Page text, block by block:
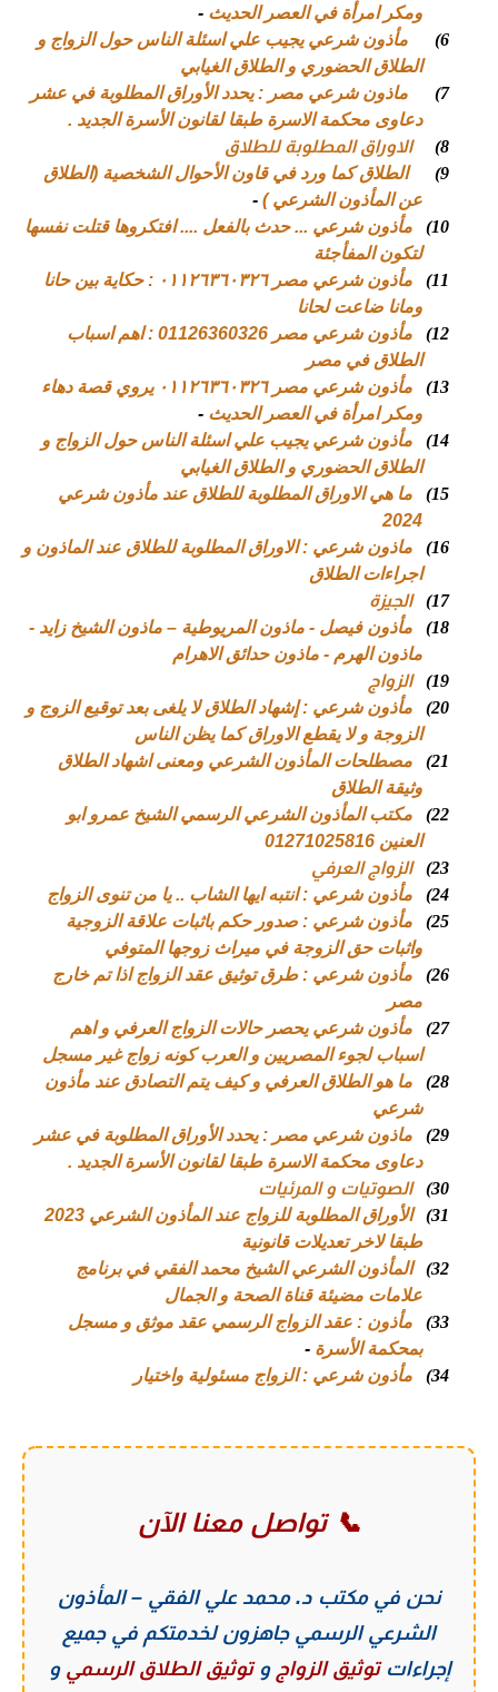
ومكر امرأة في العصر الحديث -
6)
مأذون شرعي يجيب علي اسئلة الناس حول الزواج و
الطلاق الحضوري و الطلاق الغيابي
7)
ماذون شرعي مصر : يحدد الأوراق المطلوبة في عشر
دعاوى محكمة الاسرة طبقا لقانون الأسرة الجديد .
8)
الاوراق المطلوبة للطلاق
9)
الطلاق كما ورد في قاون الأحوال الشخصية (الطلاق
عن المأذون الشرعي ) -
10)
مأذون شرعي ... حدث بالفعل .... افتكروها قتلت نفسها
لتكون المفأجئة
11)
مأذون شرعي مصر ٠١١٢٦٣٦٠٣٢٦ : حكاية بين حانا
ومانا ضاعت لحانا
12)
مأذون شرعي مصر 01126360326 : اهم اسباب
الطلاق في مصر
13)
مأذون شرعي مصر ٠١١٢٦٣٦٠٣٢٦ يروي قصة دهاء
ومكر امرأة في العصر الحديث -
14)
مأذون شرعي يجيب علي اسئلة الناس حول الزواج و
الطلاق الحضوري و الطلاق الغيابي
15)
ما هي الاوراق المطلوبة للطلاق عند مأذون شرعي
2024
16)
ماذون شرعي : الاوراق المطلوبة للطلاق عند الماذون و
اجراءات الطلاق
17)
الجيزة
18)
مأذون فيصل - ماذون المريوطية – ماذون الشيخ زايد -
ماذون الهرم - ماذون حدائق الاهرام
19)
الزواج
20)
مأذون شرعي : إشهاد الطلاق لا يلغى بعد توقيع الزوج و
الزوجة و لا يقطع الاوراق كما يظن الناس
21)
مصطلحات المأذون الشرعي ومعنى اشهاد الطلاق
وثيقة الطلاق
22)
مكتب المأذون الشرعي الرسمي الشيخ عمرو ابو
العنين 01271025816
23)
الزواج العرفي
24)
مأذون شرعي : انتبه ايها الشاب .. يا من تنوى الزواج
25)
مأذون شرعي : صدور حكم باثبات علاقة الزوجية
واثبات حق الزوجة في ميراث زوجها المتوفي
26)
مأذون شرعي : طرق توثيق عقد الزواج اذا تم خارج
مصر
27)
مأذون شرعي يحصر حالات الزواج العرفي و اهم
اسباب لجوء المصريين و العرب كونه زواج غير مسجل
28)
ما هو الطلاق العرفي و كيف يتم التصادق عند مأذون
شرعي
29)
ماذون شرعي مصر : يحدد الأوراق المطلوبة في عشر
دعاوى محكمة الاسرة طبقا لقانون الأسرة الجديد .
30)
الصوتيات و المرئيات
31)
الأوراق المطلوبة للزواج عند المأذون الشرعي 2023
طبقا لاخر تعديلات قانونية
32)
المأذون الشرعي الشيخ محمد الفقي في برنامج
علامات مضيئة قناة الصحة و الجمال
33)
مأذون : عقد الزواج الرسمي عقد موثق و مسجل
بمحكمة الأسرة -
34)
مأذون شرعي : الزواج مسئولية واختيار
📞 تواصل معنا الآن
نحن فيمكتب د. محمد علي الفقي – المأذون
الشرعي الرسمي جاهزون لخدمتكم في جميع
إجراءاتتوثيق الزواج وتوثيق الطلاق الرسمي و